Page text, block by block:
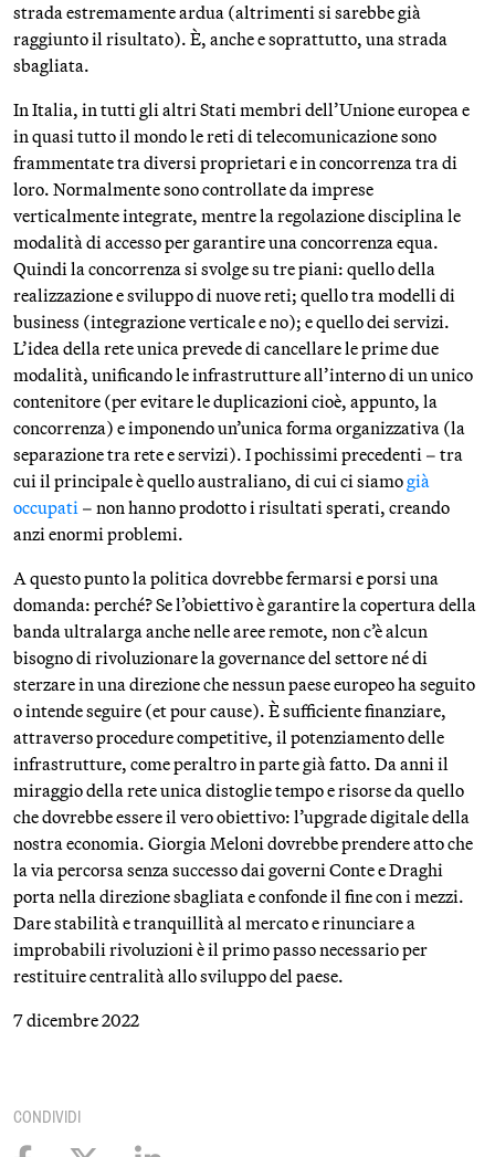
strada estremamente ardua (altrimenti si sarebbe già
raggiunto il risultato). È, anche e soprattutto, una strada
sbagliata.
In Italia, in tutti gli altri Stati membri dell’Unione europea e
in quasi tutto il mondo le reti di telecomunicazione sono
frammentate tra diversi proprietari e in concorrenza tra di
loro. Normalmente sono controllate da imprese
verticalmente integrate, mentre la regolazione disciplina le
modalità di accesso per garantire una concorrenza equa.
Quindi la concorrenza si svolge su tre piani: quello della
realizzazione e sviluppo di nuove reti; quello tra modelli di
business (integrazione verticale e no); e quello dei servizi.
L’idea della rete unica prevede di cancellare le prime due
modalità, unificando le infrastrutture all’interno di un unico
contenitore (per evitare le duplicazioni cioè, appunto, la
concorrenza) e imponendo un’unica forma organizzativa (la
separazione tra rete e servizi). I pochissimi precedenti – tra
cui il principale è quello australiano, di cui ci siamogià
occupati – non hanno prodotto i risultati sperati, creando
anzi enormi problemi.
A questo punto la politica dovrebbe fermarsi e porsi una
domanda: perché? Se l’obiettivo è garantire la copertura della
banda ultralarga anche nelle aree remote, non c’è alcun
bisogno di rivoluzionare la governance del settore né di
sterzare in una direzione che nessun paese europeo ha seguito
o intende seguire (et pour cause). È sufficiente finanziare,
attraverso procedure competitive, il potenziamento delle
infrastrutture, come peraltro in parte già fatto. Da anni il
miraggio della rete unica distoglie tempo e risorse da quello
che dovrebbe essere il vero obiettivo: l’upgrade digitale della
nostra economia. Giorgia Meloni dovrebbe prendere atto che
la via percorsa senza successo dai governi Conte e Draghi
porta nella direzione sbagliata e confonde il fine con i mezzi.
Dare stabilità e tranquillità al mercato e rinunciare a
improbabili rivoluzioni è il primo passo necessario per
restituire centralità allo sviluppo del paese.
7 dicembre 2022
CONDIVIDI